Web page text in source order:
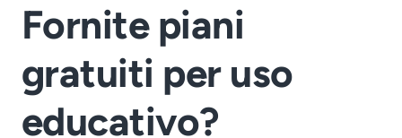
Fornite piani
gratuiti per uso
educativo?